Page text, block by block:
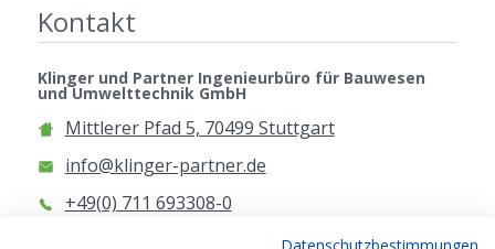
Kontakt
Klinger und Partner Ingenieurbüro für Bauwesen
und Umwelttechnik GmbH
Mittlerer Pfad 5, 70499 Stuttgart
info@klinger-partner.de
+49(0) 711 693308-0